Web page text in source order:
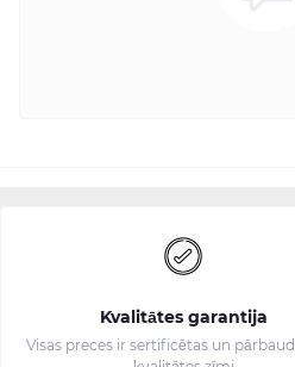
Kvalitātes garantija
Visas preces ir sertificētas un